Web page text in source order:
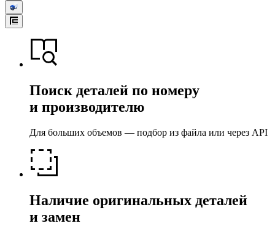
Поиск деталей по номеру
и производителю
Для больших объемов — подбор из файла или через API
Наличие оригинальных деталей
и замен